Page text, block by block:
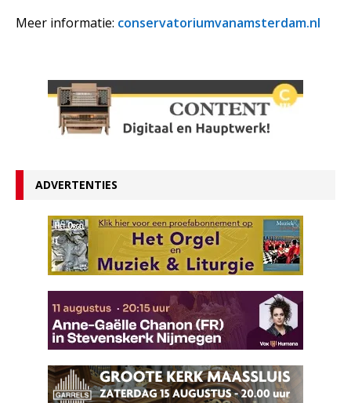
Meer informatie: conservatoriumvanamsterdam.nl
ADVERTENTIES